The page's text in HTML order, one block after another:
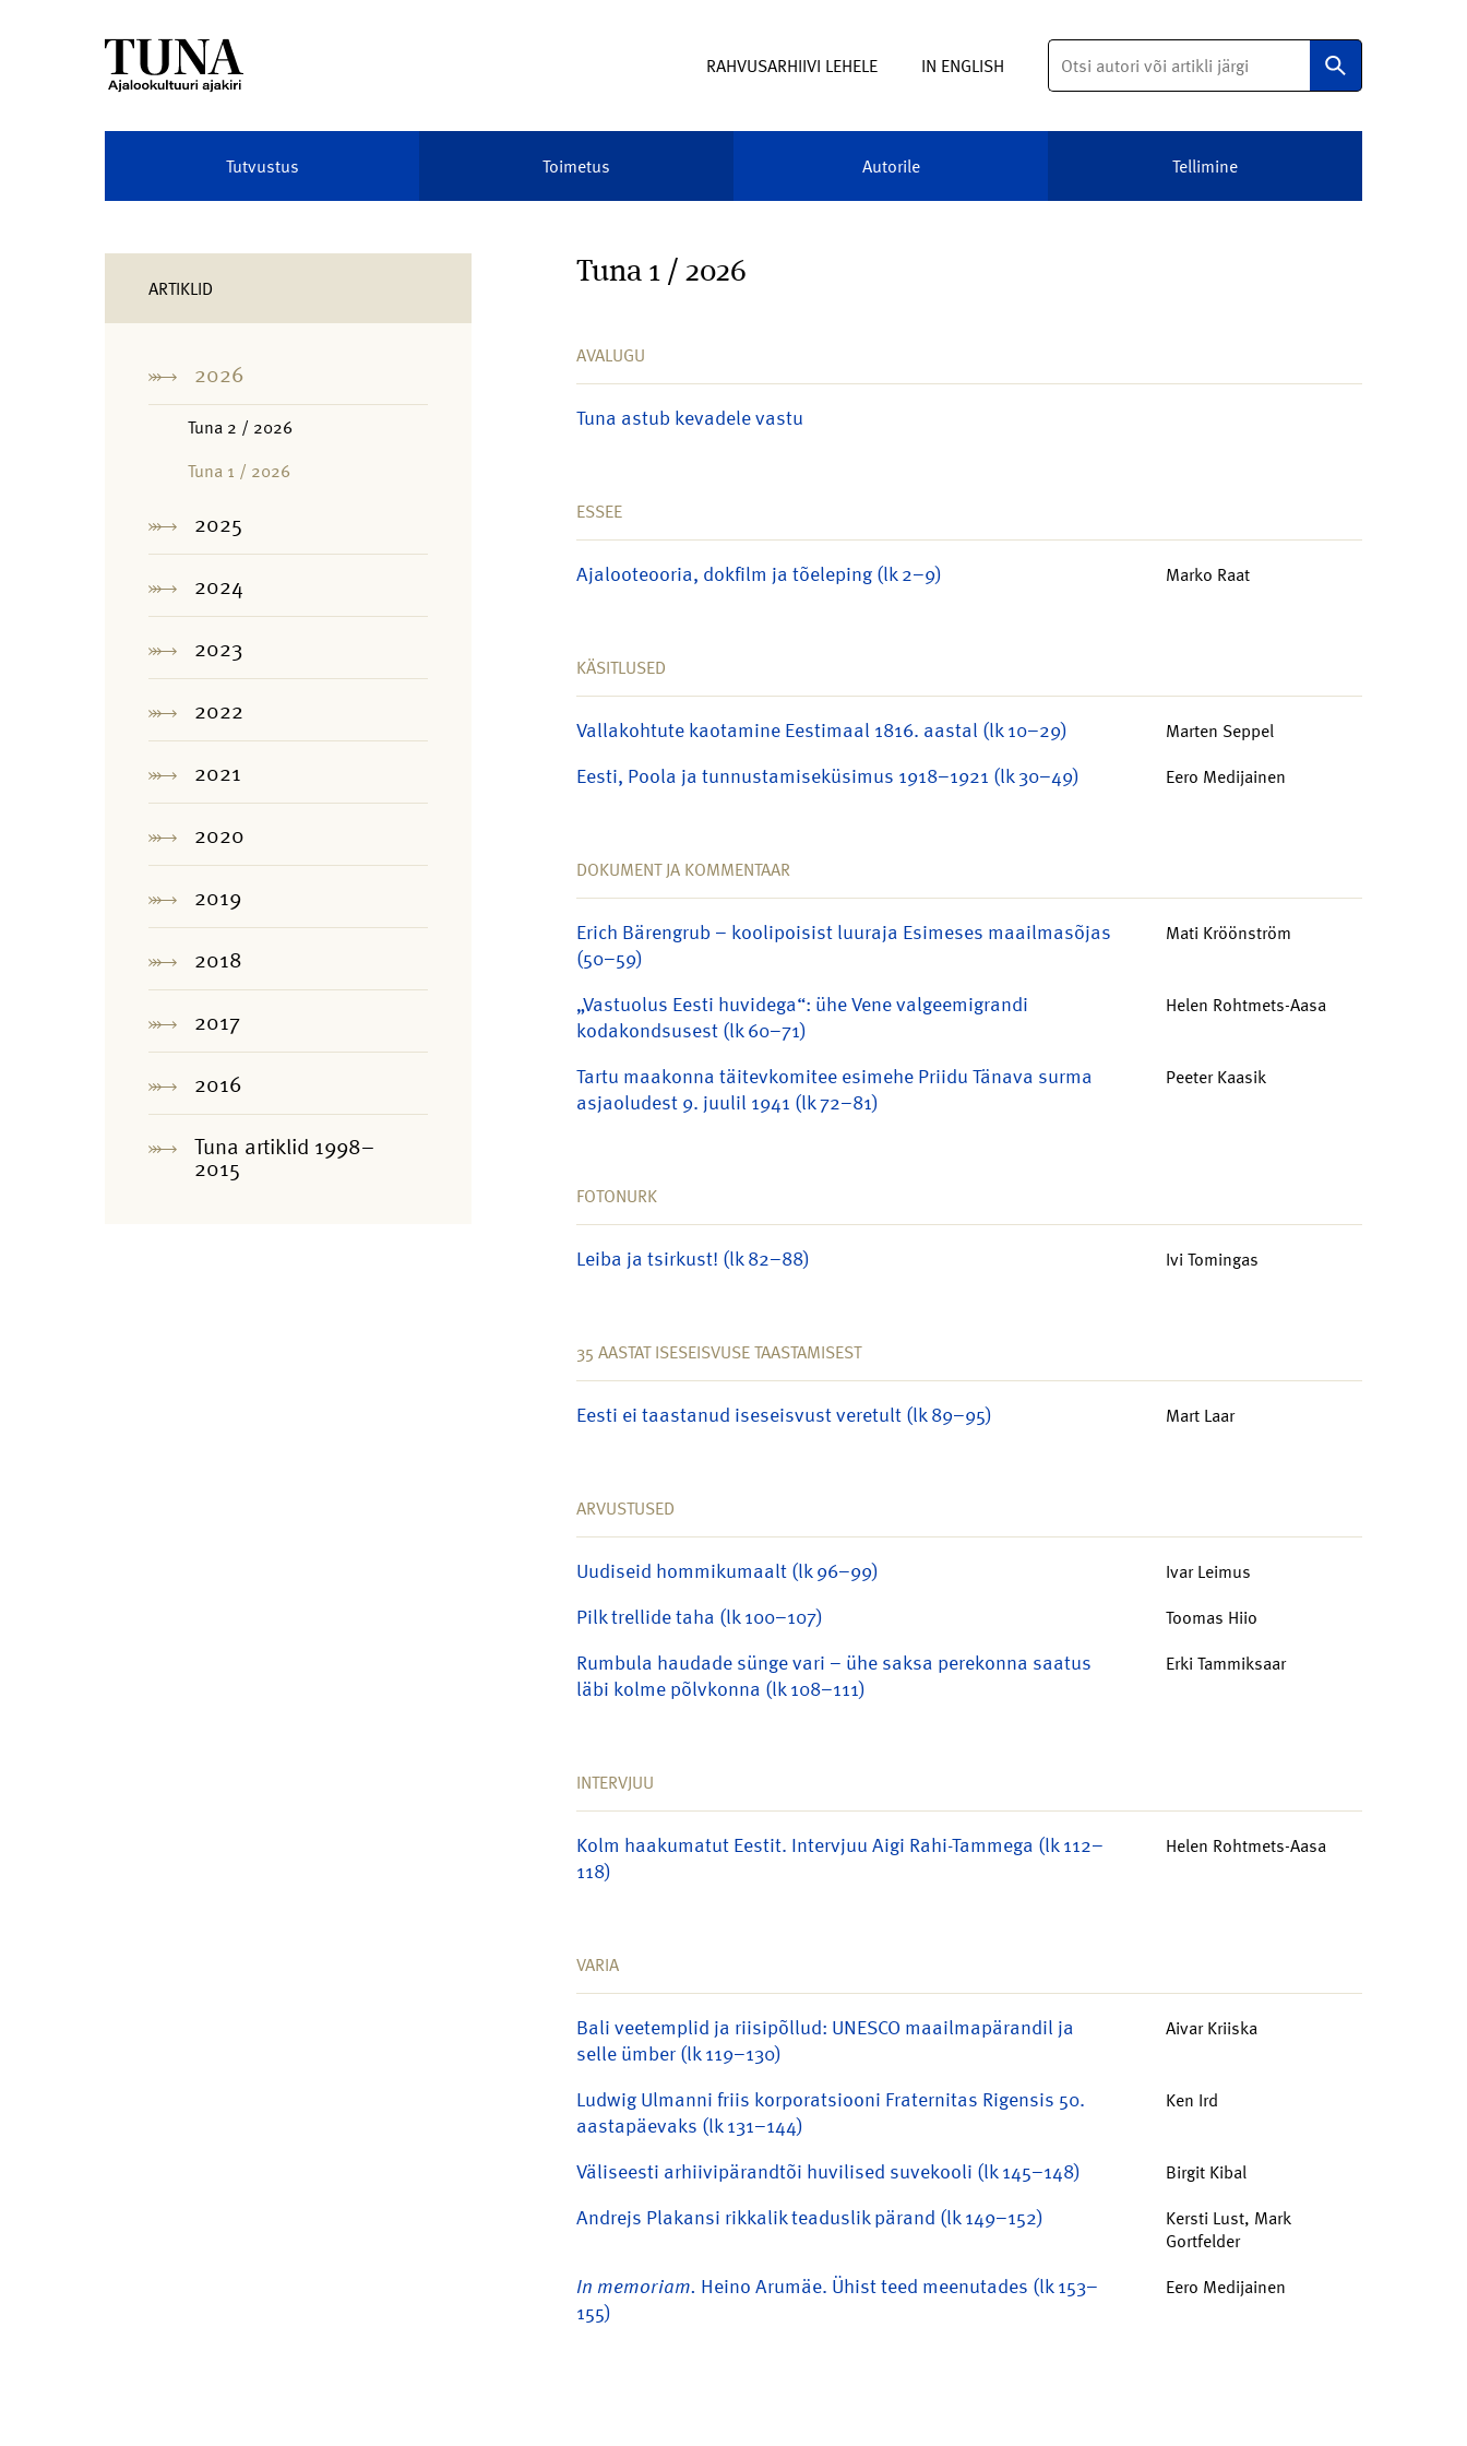
RAHVUSARHIIVI LEHELE IN ENGLISH
Otsi
Tutvustus Toimetus Autorile Tellimine
ARTIKLID
2026
Tuna 2 / 2026
Tuna 1 / 2026
2025
2024
2023
2022
2021
2020
2019
2018
2017
2016
Tuna artiklid 1998–
2015
Tuna 1 / 2026
AVALUGU
Tuna astub kevadele vastu
ESSEE
Ajalooteooria, dokfilm ja tõeleping (lk 2–9) Marko Raat
KÄSITLUSED
Vallakohtute kaotamine Eestimaal 1816. aastal (lk 10–29) Marten Seppel
Eesti, Poola ja tunnustamiseküsimus 1918–1921 (lk 30–49) Eero Medijainen
DOKUMENT JA KOMMENTAAR
Erich Bärengrub – koolipoisist luuraja Esimeses maailmasõjas
(50–59)
Mati Kröönström
„Vastuolus Eesti huvidega“: ühe Vene valgeemigrandi
kodakondsusest (lk 60–71)
Helen Rohtmets-Aasa
Tartu maakonna täitevkomitee esimehe Priidu Tänava surma
asjaoludest 9. juulil 1941 (lk 72–81)
Peeter Kaasik
FOTONURK
Leiba ja tsirkust! (lk 82–88) Ivi Tomingas
35 AASTAT ISESEISVUSE TAASTAMISEST
Eesti ei taastanud iseseisvust veretult (lk 89–95) Mart Laar
ARVUSTUSED
Uudiseid hommikumaalt (lk 96–99) Ivar Leimus
Pilk trellide taha (lk 100–107) Toomas Hiio
Rumbula haudade sünge vari – ühe saksa perekonna saatus
läbi kolme põlvkonna (lk 108–111)
Erki Tammiksaar
INTERVJUU
Kolm haakumatut Eestit. Intervjuu Aigi Rahi-Tammega (lk 112–
118)
Helen Rohtmets-Aasa
VARIA
Bali veetemplid ja riisipõllud: UNESCO maailmapärandil ja
selle ümber (lk 119–130)
Aivar Kriiska
Ludwig Ulmanni friis korporatsiooni Fraternitas Rigensis 50.
aastapäevaks (lk 131–144)
Ken Ird
Väliseesti arhiivipärandtõi huvilised suvekooli (lk 145–148) Birgit Kibal
Andrejs Plakansi rikkalik teaduslik pärand (lk 149–152)
Kersti Lust, Mark
Gortfelder
In memoriam. Heino Arumäe. Ühist teed meenutades (lk 153–
155)
Eero Medijainen